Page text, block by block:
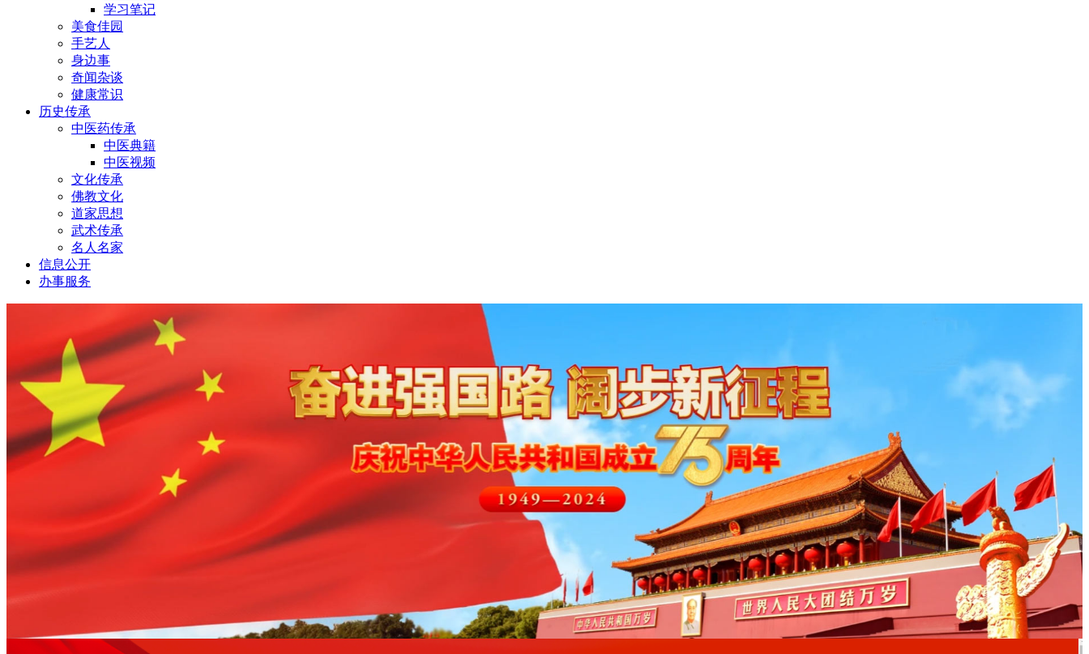
学习笔记
美食佳园
手艺人
身边事
奇闻杂谈
健康常识
历史传承
中医药传承
中医典籍
中医视频
文化传承
佛教文化
道家思想
武术传承
名人名家
信息公开
办事服务